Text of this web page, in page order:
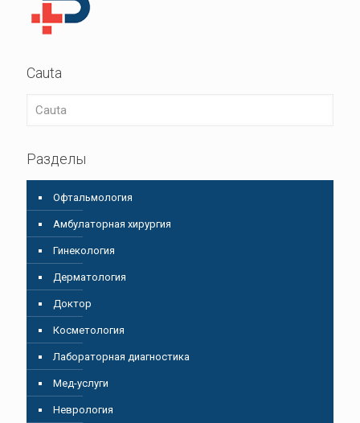
Cauta
Разделы
Oфтальмология
Амбулаторная хирургия
Гинекология
Дерматология
Доктор
Косметология
Лабораторная диагностика
Мед-услуги
Неврология